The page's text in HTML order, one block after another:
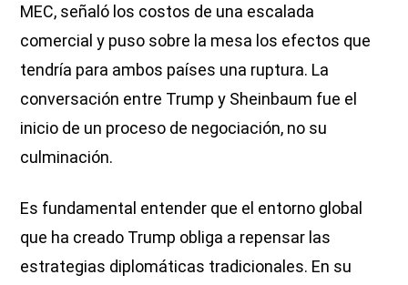
MEC, señaló los costos de una escalada
comercial y puso sobre la mesa los efectos que
tendría para ambos países una ruptura. La
conversación entre Trump y Sheinbaum fue el
inicio de un proceso de negociación, no su
culminación.
Es fundamental entender que el entorno global
que ha creado Trump obliga a repensar las
estrategias diplomáticas tradicionales. En su